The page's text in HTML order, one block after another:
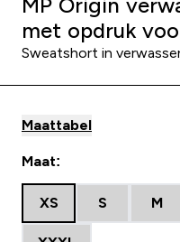
MP Origin
met opdruk
Sweatshort in
Maattabel
Maat:
XS S M